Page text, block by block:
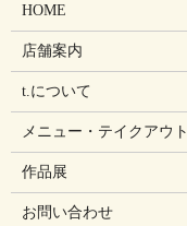
HOME
店舗案内
t.について
メニュー・テイクアウト
作品展
お問い合わせ